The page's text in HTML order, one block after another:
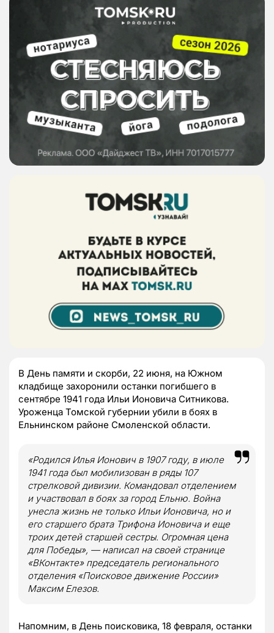
В День памяти и скорби, 22 июня, на Южном
кладбище захоронили останки погибшего в
сентябре 1941 года Ильи Ионовича Ситникова.
Уроженца Томской губернии убили в боях в
Ельнинском районе Смоленской области.
«Родился Илья Ионович в 1907 году, в июле
1941 года был мобилизован в ряды 107
стрелковой дивизии. Командовал отделением
и участвовал в боях за город Ельню. Война
унесла жизнь не только Ильи Ионовича, но и
его старшего брата Трифона Ионовича и еще
троих детей старшей сестры. Огромная цена
для Победы», — написал на своей странице
«ВКонтакте» председатель регионального
отделения «Поисковое движение России»
Максим Елезов.
Напомним, в День поисковика, 18 февраля, останки